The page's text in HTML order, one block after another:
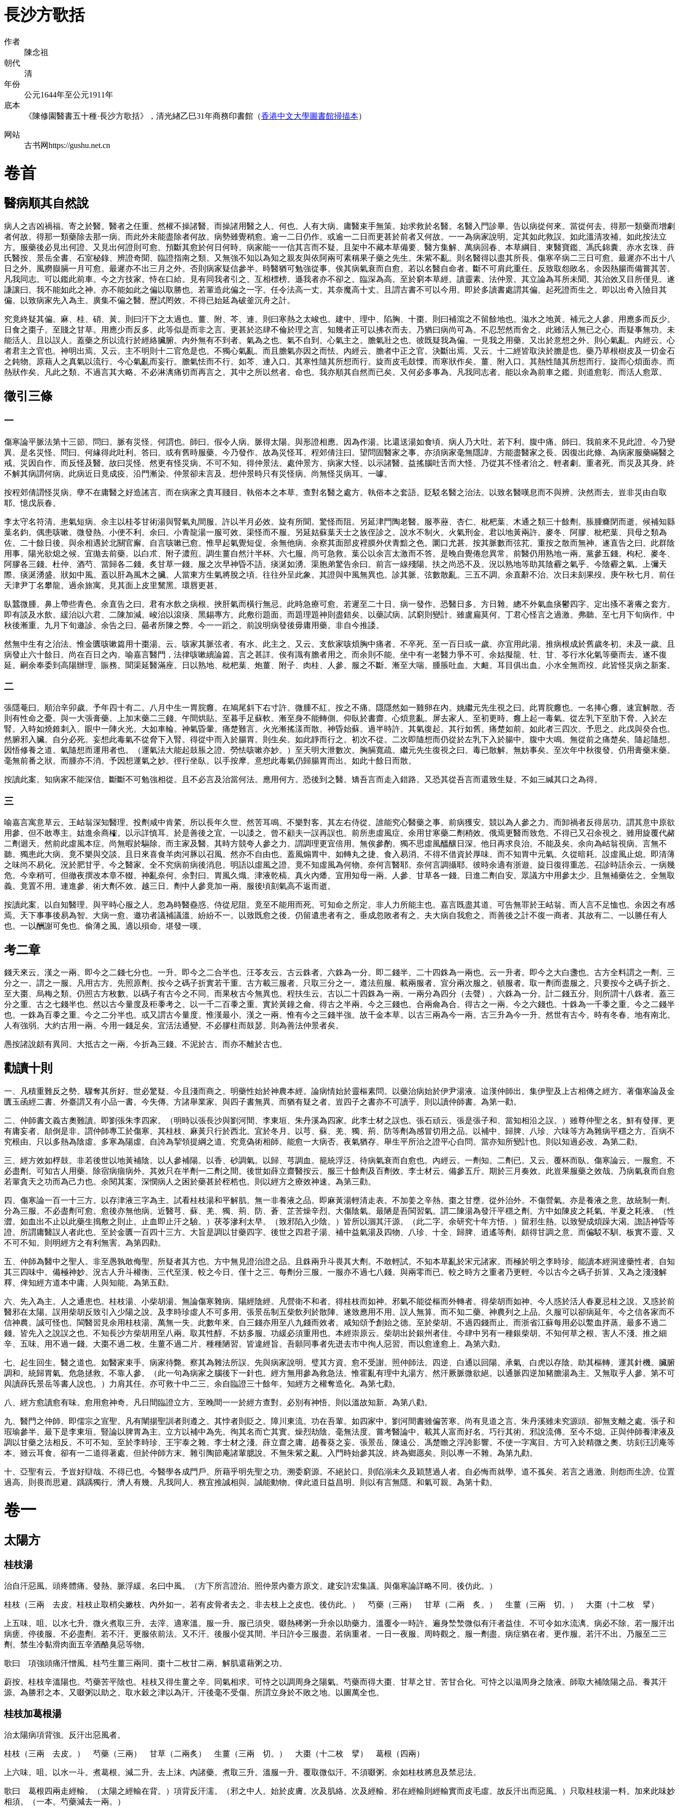
長沙方歌括
作者
陳念祖
朝代
清
年份
公元1644年至公元1911年
底本
《陳修園醫書五十種·長沙方歌括》，清光緖乙巳31年商務印書館（香港中文大學圖書館掃描本）
网站
古书网https://gushu.net.cn
卷首
醫病順其自然說
病人之吉凶禍福。寄之於醫。醫者之任重。然權不操諸醫。而操諸用醫之人。何也。人有大病。庸醫束手無策。始求救於名醫。名醫入門診畢。告以病從何來。當從何去。得那一類藥而增劇
者何故。得那一類藥除去那一病。而此外未能盡除者何故。病勢雖覺稍愈。逾一二日仍作。或逾一二日而更甚於前者又何故。一一為病家說明。定其如此救誤。如此溫清攻補。如此按法立
方。服藥後必見出何證。又見出何證則可愈。預斷其愈於何日何時。病家能一一信其言而不疑。且架中不藏本草備要、醫方集解、萬病回春、本草綱目、東醫寶鑑、馮氏錦囊、赤水玄珠、薛
氏醫按、景岳全書、石室秘錄、辨證奇聞、臨證指南之類。又無強不知以為知之親友與依阿兩可素稱果子藥之先生。朱紫不亂。則名醫得以盡其所長。傷寒卒病二三日可愈。最遲亦不出十八
日之外。風癆臌膈一月可愈。最遲亦不出三月之外。否則病家疑信參半。時醫猶可勉強從事。俟其病氣衰而自愈。若以名醫自命者。斷不可肩此重任。反致取怨敗名。余因熱腸而備嘗其苦。
凡我同志。可以鑑此前車。今之方技家。恃在口給。見有同我者引之。互相標榜。遜我者亦不卻之。臨深為高。至於窮本草經。讀靈素。法仲景。其立論為耳所未聞。其治效又目所僅見。遂
謙讓曰。我不能如此之神。亦不能如此之偏以取勝也。若輩造此偏之一字。任令法高一丈。其奈魔高十丈。且謂古書不可以今用。即於多讀書處謂其偏。起死證而生之。即以出奇入險目其
偏。以致病家先入為主。廣集不偏之醫。歷試罔效。不得已始延為破釜沉舟之計。
究竟終疑其偏。麻、桂、硝、黃。則曰汗下之太過也。薑、附、芩、連。則曰寒熱之太峻也。建中、理中、陷胸、十棗。則曰補瀉之不留餘地也。滋水之地黃。補元之人參。用應多而反少。
日食之棗子。至賤之甘草。用應少而反多。此等似是而非之言。更甚於恣肆不倫於理之言。知幾者正可以拂衣而去。乃猶曰病尚可為。不忍恝然而舍之。此雖活人無已之心。而疑事無功。未
能活人。且以誤人。蓋藥之所以流行於經絡臟腑。內外無有不到者。氣為之也。氣不自到。心氣主之。膽氣壯之也。彼既疑我為偏。一見我之用藥。又出於意想之外。則心氣亂。內經云。心
者君主之官也。神明出焉。又云。主不明則十二官危是也。不獨心氣亂。而且膽氣亦因之而怯。內經云。膽者中正之官。決斷出焉。又云。十二經皆取決於膽是也。藥乃草根樹皮及一切金石
之鈍物。原藉人之真氣以流行。今心氣亂而妄行。膽氣怯而不行。如芩、連入口。其寒性隨其所想而行。旋而皮毛鼓慄。而寒狀作矣。薑、附入口。其熱性隨其所想而行。旋而心煩面赤。而
熱狀作矣。凡此之類。不過言其大略。不必淋漓痛切而再言之。其中之所以然者。命也。我亦順其自然而已矣。又何必多事為。凡我同志者。能以余為前車之鑑。則道愈彰。而活人愈眾。
徵引三條
一
傷寒論平脈法第十三節。問曰。脈有災怪。何謂也。師曰。假令人病。脈得太陽。與形證相應。因為作湯。比還送湯如食頃。病人乃大吐。若下利。腹中痛。師曰。我前來不見此證。今乃變
異。是名災怪。問曰。何緣得此吐利。答曰。或有舊時服藥。今乃發作。故為災怪耳。程郊倩注曰。望問固醫家之事。亦須病家毫無隱諱。方能盡醫家之長。因復出此條。為病家服藥瞞醫之
戒。災因自作。而反怪及醫。故曰災怪。然更有怪災病。不可不知。得仲景法。處仲景方。病家大怪。以示諸醫。益搖腦吐舌而大怪。乃從其不怪者治之。輕者劇。重者死。而災及其身。終
不解其病謂何病。此病近日竟成疫。沿門漸染。仲景卻未言及。想仲景時只有災怪病。尚無怪災病耳。一噱。
按程郊倩謂怪災病。孽不在庸醫之好造謠言。而在病家之貴耳賤目。執俗本之本草。查對名醫之處方。執俗本之套語。貶駁名醫之治法。以致名醫嘆息而不與辨。決然而去。豈非災由自取
耶。憶戊辰春。
李太守名符清。患氣短病。余主以桂苓甘術湯與腎氣丸間服。許以半月必效。旋有所聞。驚怪而阻。另延津門陶老醫。服葶藶、杏仁、枇杷葉、木通之類三十餘劑。脹腫癃閉而逝。候補知縣
葉名鈞。偶患咳嗽。微發熱。小便不利。余曰。小青龍湯一服可效。渠怪而不服。另延姑蘇葉天士之族侄診之。說水不制火。火氣刑金。君以地黃兩許。麥冬、阿膠、枇杷葉、貝母之類為
佐。二十餘日後。與余相遇於北關官廨。自言咳嗽已愈。惟早起氣覺短促。余無他病。余察其面部皮裡膜外伏青黯之色。圜口尤甚。按其脈數而弦芤。重按之散而無神。遂直告之曰。此群陰
用事。陽光欲熄之候。宜拋去前藥。以白朮、附子濃煎。調生薑自然汁半杯。六七服。尚可急救。葉公以余言太激而不答。是晚自覺倦怠異常。前醫仍用熟地一兩。黨參五錢。枸杞、麥冬、
阿膠各三錢。杜仲、酒芍、當歸各二錢。炙甘草一錢。服之次早神昏不語。痰涎如湧。渠胞弟驚告余曰。前言一線殘陽。扶之尚恐不及。況以熟地等助其陰霾之氣乎。今陰霾之氣。上彌天
際。痰涎湧盛。狀如中風。蓋以肝為風木之臟。人當東方生氣將脫之頃。往往外呈此象。其證與中風無異也。診其脈。弦數散亂。三五不調。余直辭不治。次日未刻果歿。庚午秋七月。前任
天津尹丁名攀龍。過余旅寓。見其面上皮里黧黑。環唇更甚。
臥蠶微腫。鼻上帶些青色。余直告之曰。君有水飲之病根。挾肝氣而橫行無忌。此時急療可愈。若遲至二十日。病一發作。恐醫日多。方日雜。總不外氣血痰鬱四字。定出搔不著癢之套方。
即有談及水飲。緩治以六君、二陳加減。峻治以滾痰、黑錫專方。此敷衍題面。而題理題神則盡錯矣。以藥試病。試窮則變計。雖盧扁莫何。丁君心怪言之過激。弗聽。至七月下旬病作。中
秋後漸重。九月下旬邀診。余告之曰。曏者所陳之弊。今一一蹈之。前說明病發後毋庸用藥。非自今推諉。
然無中生有之治法。惟金匱咳嗽篇用十棗湯。云。咳家其脈弦者。有水。此主之。又云。支飲家咳煩胸中痛者。不卒死。至一百日或一歲。亦宜用此湯。推病根成於舊歲冬初。未及一歲。且
病發止六十餘日。尚在百日之內。喻嘉言醫門，法律咳嗽續論篇。言之甚詳。俟有識有膽者用之。而余則不能。坐中有一老醫力爭不可。余姑擬龍、牡、甘、苓行水化氣等藥而去。遂不復
延。嗣余奉委到高陽辦理、賑務。聞渠延醫滿座。日以熟地、枇杷葉、炮薑、附子、肉桂、人參。服之不斷。漸至大喘。腫脹吐血。大衄。耳目俱出血。小水全無而歿。此皆怪災病之新案。
二
張隱菴曰。順治辛卯歲。予年四十有二。八月中生一胃脘癰。在鳩尾斜下右寸許。微腫不紅。按之不痛。隱隱然如一雞卵在內。姚繼元先生視之曰。此胃脘癰也。一名捧心癰。速宜解散。否
則有性命之憂。與一大張膏藥。上加末藥二三錢。午間烘貼。至暮手足蘇軟。漸至身不能轉側。仰臥於書齋。心煩意亂。屏去家人。至初更時。癰上起一毒氣。從左乳下至肋下脅。入於左
腎。入時如燒錐刺入。眼中一陣火光。大如車輪。神氣昏暈。痛楚難言。火光漸搖漾而散。神昏始蘇。過半時許。其氣復起。其行如舊。痛楚如前。如此者三四次。予思之。此戊與癸合也。
然腑邪入臟。自分必死。妄想此毒氣不從脅下入腎。得從中而入於腸胃。則生矣。如此靜而行之。初次不從。二次即隨想而仍從於左乳下入於腸中。腹中大鳴。無從前之痛楚矣。隨起隨想。
因悟修養之道。氣隨想而運用者也。（運氣法大能起鼓脹之證。勞怯咳嗽亦妙。）至天明大泄數次。胸膈寬疏。繼元先生復視之曰。毒已散解。無妨事矣。至次年中秋復發。仍用膏藥末藥。
毫無前番之狀。而腫亦不消。予因想運氣之妙。徑行坐臥。以手按摩。意想此毒氣仍歸腸胃而出。如此十餘日而散。
按讀此案。知病家不能深信。斷斷不可勉強相從。且不必言及治當何法。應用何方。恐後到之醫。矯吾言而走入錯路。又恐其從吾言而還致生疑。不如三緘其口之為得。
三
喻嘉言寓意草云。王岵翁深知醫理。投劑咸中肯綮。所以長年久世。然苦耳鳴。不樂對客。其左右侍從。誰能究心醫藥之事。前病獲安。競以為人參之力。而卸禍者反得居功。謂其意中原欲
用參。但不敢專主。姑進余商榷。以示詳慎耳。於是善後之宜。一以諉之。曾不顧夫一誤再誤也。前所患虛風症。余用甘寒藥二劑稍效。俄焉更醫而致危。不得已又召余視之。雖用旋覆代赭
二劑迴天。然前此虛風本症。尚無暇於驅除。而主家及醫。其時方競夸人參之力。謂調理更宜倍用。無俟參酌。獨不思虛風醞釀日深。他日再求良治。不能及矣。余向為岵翁視病。言無不
聽。獨患此大病。竟不樂與交談。且日來喜食羊肉河豚以召風。然亦不自由也。蓋風煽胃中。如轉丸之捷。食入易消。不得不借資於厚味。而不知胃中元氣。久從暗耗。設虛風止熄。即清薄
之味尚不易化。況於肥甘乎。今之醫家。全不究病前病後消息。明語以虛風之證。竟不知虛風為何物。奈何言醫耶。奈何言調攝耶。彼時余適有浙遊。旋日復得重恙。召診時語余云。一病幾
危。今幸稍可。但徹夜撰改本章不輟。神亂奈何。余對曰。胃風久熾。津液乾槁。真火內燔。宜用知母一兩。人參、甘草各一錢。日進二劑自安。眾議方中用參太少。且無補藥佐之。全無取
義。竟置不用。連進參、術大劑不效。越三日。劑中人參竟加一兩。服後頃刻氣高不返而逝。
按讀此案。以自知醫理。與平時心服之人。忽為時醫蠱惑。侍從尼阻。竟至不能用而死。可知命之所定。非人力所能主也。嘉言既盡其道。可告無罪於王岵翁。而人言不足恤也。余因之有感
焉。天下事事後易為智。大病一愈。邀功者議補議溫。紛紛不一。以致既愈之後。仍留遺患者有之。垂成忽敗者有之。夫大病自我愈之。而善後之計不復一商者。其故有二。一以勝任有人
也。一以酬謝可免也。偷薄之風。適以殞命。堪發一嘆。
考二章
錢天來云。漢之一兩。即今之二錢七分也。一升。即今之二合半也。汪苓友云。古云銖者。六銖為一分。即二錢半。二十四銖為一兩也。云一升者。即今之大白盞也。古方全料謂之一劑。三
分之一。謂之一服。凡用古方。先照原劑。按今之碼子折實若干重。古方載三服者。只取三分之一。遵法煎服。載兩服者。宜分兩次服之。頓服者。取一劑而盡服之。只要按今之碼子折之。
至大棗、烏梅之類。仍照古方枚數。以碼子有古今之不同。而果枚古今無異也。程扶生云。古以二十四銖為一兩。一兩分為四分（去聲）。六銖為一分。計二錢五分。則所謂十八銖者。蓋三
分之重。古之七錢半也。然以古今量度及秬黍考之。以一千二百黍之重。實於黃鐘之龠。得古之半兩。今之三錢也。合兩龠為合。得古之一兩。今之六錢也。十銖為一千黍之重。今之二錢半
也。一銖為百黍之重。今之二分半也。或又謂古今量度。惟漢最小。漢之一兩。惟有今之三錢半強。故千金本草。以古三兩為今一兩。古三升為今一升。然世有古今。時有冬春。地有南北。
人有強弱。大約古用一兩。今用一錢足矣。宜活法通變。不必膠柱而鼓瑟。則為善法仲景者矣。
愚按諸說頗有異同。大抵古之一兩。今折為三錢。不泥於古。而亦不離於古也。
勸讀十則
一、凡積重難反之勢。驟奪其所好。世必驚疑。今且淺而商之。明藥性始於神農本經。論病情始於靈樞素問。以藥治病始於伊尹湯液。迨漢仲師出。集伊聖及上古相傳之經方。著傷寒論及金
匱玉函經二書。外臺謂又有小品一書。今失傳。方諸舉業家。與四子書無異。而猶有疑之者。豈四子之書亦不可讀乎。則以讀仲師書。為第一勸。
二、仲師書文義古奧難讀。即劉張朱李四家。（明時以張長沙與劉河間、李東垣、朱丹溪為四家。此李士材之誤也。張石頑云。張是張子和、當知相沿之誤。）雖尊仲聖之名。鮮有發揮。更
有庸妄者。顛倒是非。謂仲師專工於傷寒。其桂枝、麻黃只行於西北。宜於冬月。以芎、蘇、羌、獨、荊、防等劑為感冒切用之品。以補中、歸脾、八珍、六味等方為雜病平穩之方。百病不
究根由。只以多熱為陰虛。多寒為陽虛。自誇為挈領提綱之道。究竟偽術相師。能愈一大病否。夜氣猶存。舉生平所治之證平心自問。當亦知所變計也。則以知過必改。為第二勸。
三、經方效如桴鼓。非若後世以地黃補陰。以人參補陽。以香、砂調氣。以歸、芎調血。籠統浮泛。待病氣衰而自愈也。內經云。一劑知。二劑已。又云。覆杯而臥。傷寒論云。一服愈。不
必盡劑。可知古人用藥。除宿病痼病外。其效只在半劑一二劑之間。後世如薛立齋醫按云。服三十餘劑及百劑效。李士材云。備參五斤。期於三月奏效。此豈果服藥之效哉。乃病氣衰而自愈
若輩貪天之功而為己力也。余閱其案。深憫病人之困於藥甚於桎梏也。則以經方之療效神速。為第三勸。
四、傷寒論一百一十三方。以存津液三字為主。試看桂枝湯和平解肌。無一非養液之品。即麻黃湯輕清走表。不加姜之辛熱。棗之甘壅。從外治外。不傷營氣。亦是養液之意。故統制一劑。
分為三服。不必盡劑可愈。愈後亦無他病。近醫芎、蘇、羌、獨、荊、防、蒼、芷苦燥辛烈。大傷陰氣。最陋是吾閩習氣。謂二陳湯為發汗平穩之劑。方中如陳皮之耗氣。半夏之耗液。（性
澀。如血出不止以此藥生搗敷之則止。止血即止汗之驗。）茯苓滲利太早。（致邪陷入少陰。）皆所以涸其汗源。（此二字。余研究十年方悟。）留邪生熱。以致變成煩躁大渴。譫語神昏等
證。所謂庸醫誤人者此也。至於金匱一百四十三方。大旨是調以甘藥四字。後世之四君子湯、補中益氣湯及四物、八珍、十全、歸脾、逍遙等劑。頗得甘調之意。而偏駁不馴。板實不靈。又
不可不知。則明經方之有利無害。為第四勸。
五、仲師為醫中之聖人。非至愚孰敢侮聖。所疑者其方也。方中無見證治證之品。且銖兩升斗畏其大劑。不敢輕試。不知本草亂於宋元諸家。而極於明之李時珍。能讀本經洞達藥性者。自知
其三四味中。備極神妙。況古人升斗權衡。三代至漢。較之今日。僅十之三。每劑分三服。一服亦不過七八錢。與兩零而已。較之時方之重者乃更輕。今以古今之碼子折算。又為之淺淺解
釋。俾知經方道本中庸。人與知能。為第五勸。
六、先入為主。人之通患也。桂枝湯、小柴胡湯。無論傷寒雜病。陽經陰經。凡營衛不和者。得桂枝而如神。邪氣不能從樞而外轉者。得柴胡而如神。今人惑於活人春夏忌桂之說。又惑於前
醫邪在太陽。誤用柴胡反致引入少陽之說。及李時珍虛人不可多用。張景岳制五柴飲列於散陣。遂致應用不用。誤人無算。而不知二藥。神農列之上品。久服可以卻病延年。今之信各家而不
信神農。誠可怪也。閩醫習見余用桂枝湯。萬無一失。此數年來。自三錢亦用至八九錢而效者。咸知頌予創始之德。至於柴胡。不過四錢而止。而浙省江蘇每用必以鱉血拌蒸。最多不過二
錢。皆先入之說誤之也。不知長沙方柴胡用至八兩。取其性醇。不妨多服。功緩必須重用也。本經崇原云。柴胡出於銀州者佳。今肆中另有一種銀柴胡。不知何草之根。害人不淺。推之細
辛、五味。用不過一錢。大棗不過二枚。生薑不過二片。種種陋習。皆違經旨。吾願同事者先迸去市中徇人惡習。而以愈達愈上。為第六勸。
七、起生回生。醫之道也。如醫家束手。病家待斃。察其為雜法所誤。先與病家說明。璧其方資。愈不受謝。照仲師法。四逆、白通以回陽。承氣、白虎以存陰。助其樞轉。運其針機。臟腑
調和。統歸胃氣。危急拯救。不靠人參。（此一句為病家之腦後下一針也。經方無用參為救急法。惟霍亂有理中丸湯方。然汗厥脈微欲絕。以通脈四逆加豬膽湯為主。又無取乎人參。第不可
與讀薛氏景岳等書人說也。）力肩其任。亦可救十中二三。余自臨證三十餘年。知經方之權奪造化。為第七勸。
八、經方愈讀愈有味。愈用愈神奇。凡日間臨證立方。至晚間一一於經方查對。必別有神悟。則以溫故知新。為第八勸。
九、醫門之仲師。即儒宗之宣聖。凡有闡揚聖訓者則遵之。其悖者則貶之。障川東流。功在吾輩。如四家中。劉河間書雖偏苦寒。尚有見道之言。朱丹溪雖未究源頭。卻無支離之處。張子和
瑕瑜參半。最下是李東垣。豎論以脾胃為主。立方以補中為先。徇其名而亡其實。燥烈劫陰。毫無法度。嘗考醫論中。載其人富而好名。巧行其術。邪說流傳。至今不熄。正與仲師養津液及
調以甘藥之法相反。不可不知。至於李時珍、王宇泰之雜。李士材之淺。薛立齋之庸。趙養葵之妄。張景岳、陳遠公、馮楚瞻之浮誇影響。不使一字寓目。方可入於精微之奧。坊刻汪訒庵等
本。雖云耳食。卻有一二道得著處。但於仲師方末。雜引陶節庵諸輩臆說。不無朱紫之亂。入門時始參其說。終為鄉愿矣。則以專一不雜。為第九勸。
十、亞聖有云。予豈好辯哉。不得已也。今醫學各成門戶。所藉乎明先聖之功。溯委窮源。不絕於口。則陷溺未久及穎慧過人者。自必悔而就學。道不孤矣。若言之過激。則怨而生謗。位置
過高。則畏而思避。踽踽獨行。濟人有幾。凡我同人。務宜推誠相與。誠能動物。俾此道日益昌明。則以有言無隱。和氣可親。為第十勸。
卷一
太陽方
桂枝湯
治自汗惡風。頭疼體痛。發熱。脈浮緩。名曰中風。（方下所言證治。照仲景內臺方原文。建安許宏集議。與傷寒論詳略不同。後仿此。）
桂枝（三兩 去皮。桂枝止取梢尖嫩枝。內外如一。若有皮骨者去之。非去枝上之皮也。後仿此。） 芍藥（三兩） 甘草（二兩 炙。） 生薑（三兩 切。） 大棗（十二枚 擘）
上五味。咀。以水七升。微火煮取三升。去滓。適寒溫。服一升。服已須臾。啜熱稀粥一升余以助藥力。溫覆令一時許。遍身漐漐微似有汗者益佳。不可令如水流漓。病必不除。若一服汗出
病瘥。停後服。不必盡劑。若不汗。更服依前法。又不汗。後服小促其間。半日許令三服盡。若病重者。一日一夜服。周時觀之。服一劑盡。病症猶在者。更作服。若汗不出。乃服至二三
劑。禁生冷黏滑肉面五辛酒酪臭惡等物。
歌曰 項強頭痛汗憎風。桂芍生薑三兩同。棗十二枚甘二兩。解肌還藉粥之功。
蔚按。桂枝辛溫陽也。芍藥苦平陰也。桂枝又得生薑之辛。同氣相求。可恃之以調周身之陽氣。芍藥而得大棗、甘草之甘。苦甘合化。可恃之以滋周身之陰液。師取大補陰陽之品。養其汗
源。為勝邪之本。又啜粥以助之。取水穀之津以為汗。汗後毫不受傷。所謂立身於不敗之地。以圖萬全也。
桂枝加葛根湯
治太陽病項背強。反汗出惡風者。
桂枝（三兩 去皮。） 芍藥（三兩） 甘草（二兩炙） 生薑（三兩 切。） 大棗（十二枚 擘） 葛根（四兩）
上六味。咀。以水一斗。煮葛根。減二升。去上沫。內諸藥。煮取三升。溫服一升。覆取微似汗。不須啜粥。余如桂枝將息及禁忌法。
歌曰 葛根四兩走經輸。（太陽之經輸在背。）項背反汗濡。（邪之中人。始於皮膚。次及肌絡。次及經輸。邪在經輸則經輸實而皮毛虛。故反汗出而惡風。）只取桂枝湯一料。加來此味妙
相須。（一本。芍藥減去一兩。）